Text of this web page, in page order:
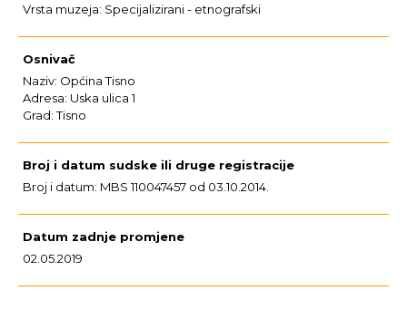
Vrsta muzeja: Specijalizirani - etnografski
Osnivač
Naziv: Općina Tisno
Adresa: Uska ulica 1
Grad: Tisno
Broj i datum sudske ili druge registracije
Broj i datum: MBS 110047457 od 03.10.2014.
Datum zadnje promjene
02.05.2019